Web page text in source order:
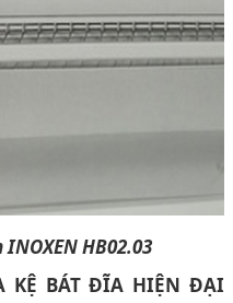
HB02.03
KỆ BÁT ĐĨA HIỆN ĐẠI